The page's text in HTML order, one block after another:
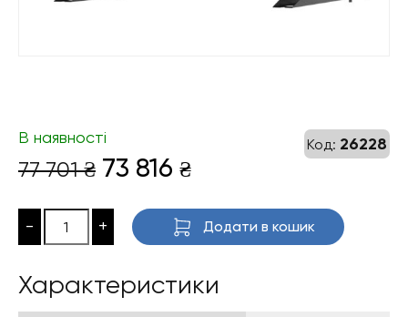
Код: 26228
В наявності
77 701₴ Оригінальна
77
701 ₴.
73 816 ₴Поточна
73
816 ₴.
- + Додати в кошик
Характеристики